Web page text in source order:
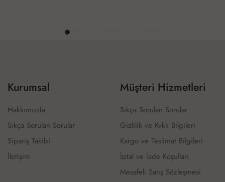
Kurumsal
Hakkımızda
Sıkça Sorulan Sorular
Sipariş Takibi
İletişim
Müşteri Hizmetleri
Sıkça Sorulan Sorular
Gizlilik ve Kvkk Bilgileri
Kargo ve Teslimat Bilgileri
İptal ve İade Koşulları
Mesafeli Satış Sözleşmesi